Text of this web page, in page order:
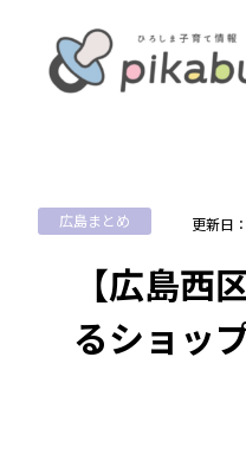
広島まとめ 更新日
【広島
るショッ